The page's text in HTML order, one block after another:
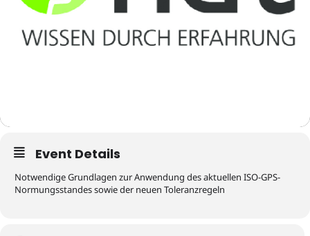
Event Details
Notwendige Grundlagen zur Anwendung des aktuellen ISO-GPS-
Normungsstandes sowie der neuen Toleranzregeln